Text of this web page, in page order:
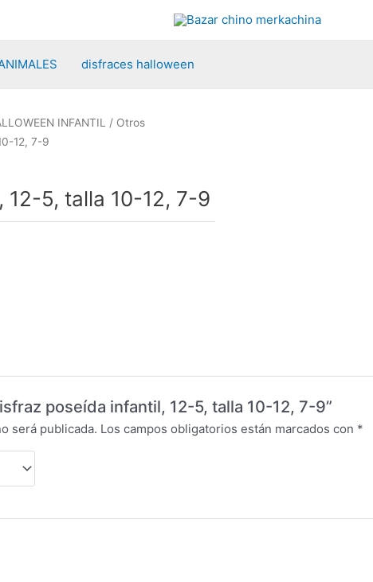
disfraces halloween
INFANTIL / Otros
12, 7-9
5, talla 10-12, 7-9
poseída infantil, 12-5, talla 10-12, 7-9”
será publicada. Los campos obligatorios están marcados con *